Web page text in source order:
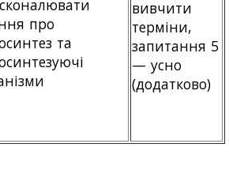
про
та
вивчити
терміни,
запитання 5
— усно
(додатково)